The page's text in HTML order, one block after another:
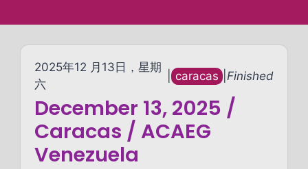
2025年12 月13日，星期
六
caracas Finished
December 13, 2025 /
Caracas / ACAEG
Venezuela